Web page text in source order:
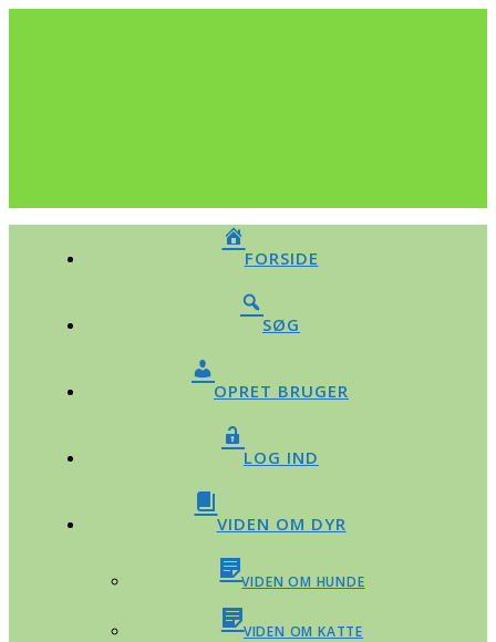
FORSIDE
SØG
OPRET BRUGER
LOG IND
VIDEN OM DYR
VIDEN OM HUNDE
VIDEN OM KATTE